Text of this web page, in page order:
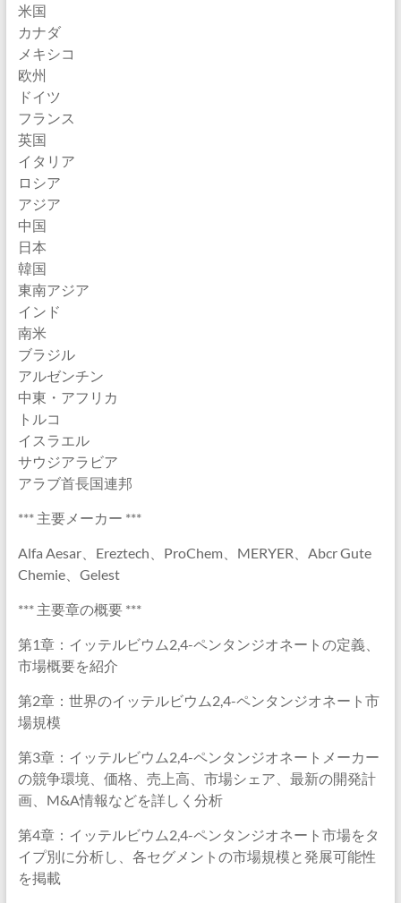
米国
カナダ
メキシコ
欧州
ドイツ
フランス
英国
イタリア
ロシア
アジア
中国
日本
韓国
東南アジア
インド
南米
ブラジル
アルゼンチン
中東・アフリカ
トルコ
イスラエル
サウジアラビア
アラブ首長国連邦
*** 主要メーカー ***
Alfa Aesar、Ereztech、ProChem、MERYER、Abcr Gute
Chemie、Gelest
*** 主要章の概要 ***
第1章：イッテルビウム2,4-ペンタンジオネートの定義、
市場概要を紹介
第2章：世界のイッテルビウム2,4-ペンタンジオネート市
場規模
第3章：イッテルビウム2,4-ペンタンジオネートメーカー
の競争環境、価格、売上高、市場シェア、最新の開発計
画、M&A情報などを詳しく分析
第4章：イッテルビウム2,4-ペンタンジオネート市場をタ
イプ別に分析し、各セグメントの市場規模と発展可能性
を掲載